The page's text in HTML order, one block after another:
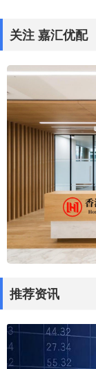
关注 嘉汇优配
推荐资讯